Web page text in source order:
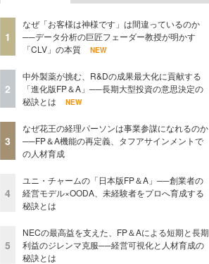
1
なぜ「お客様は神様です」は間違っているのか
──データ分析の巨匠フェーダー教授が明かす
「CLV」の本質
NEW
2
中外製薬が挑む、R&Dの成果最大化に貢献する
「進化版FP＆A」──長期大型投資の意思決定の
秘訣とは
NEW
3
なぜ花王の経理パーソンは事業参謀になれるのか
──FP＆A機能の再定義、タフアサインメントで
の人材育成
4
ユニ・チャームの「日本版FP＆A」──創業者の
経営モデル×OODA、未経験者をプロへ育成する
秘訣とは
5
NECの最高益を支えた、FP＆Aによる短期と長期
利益のジレンマ克服──経営可視化と人材育成の
秘訣とは